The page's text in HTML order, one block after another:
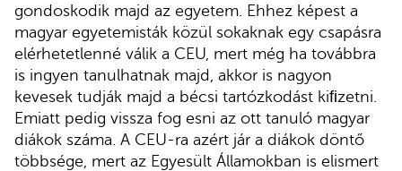
gondoskodik majd az egyetem. Ehhez képest a
magyar egyetemisták közül sokaknak egy csapásra
elérhetetlenné válik a CEU, mert még ha továbbra
is ingyen tanulhatnak majd, akkor is nagyon
kevesek tudják majd a bécsi tartózkodást kiﬁzetni.
Emiatt pedig vissza fog esni az ott tanuló magyar
diákok száma. A CEU-ra azért jár a diákok döntő
többsége, mert az Egyesült Államokban is elismert